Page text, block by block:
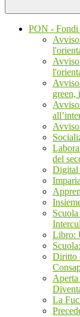
PON - Fondi
Avviso
Avviso
green,
del
Digital
Libro:
Diritto
Aperta
La